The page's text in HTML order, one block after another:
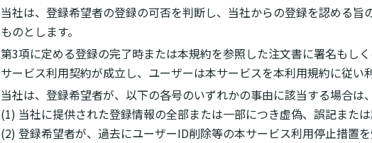
当社は、登録希望者の登録の可否を判断し、当社からの登録を認める
ものとします。
第3項に定める登録の完了時または本規約を参照した注文書に署名もし
サービス利用契約が成立し、ユーザーは本サービスを本利用規約に従い
当社は、登録希望者が、以下の各号のいずれかの事由に該当する場合は
(1) 当社に提供された登録情報の全部または一部につき虚偽、誤記また
(2) 登録希望者が、過去にユーザーID削除等の本サービス利用停止措置